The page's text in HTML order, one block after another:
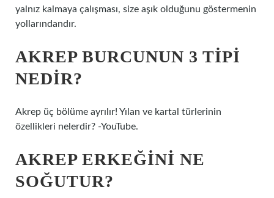
yalnız kalmaya çalışması, size aşık olduğunu göstermenin
yollarındandır.
AKREP BURCUNUN 3 TIPI
NEDIR?
Akrep üç bölüme ayrılır! Yılan ve kartal türlerinin
özellikleri nelerdir? -YouTube.
AKREP ERKEĞINI NE
SOĞUTUR?